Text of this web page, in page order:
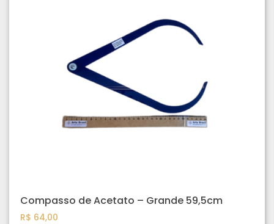
Compasso de Acetato – Grande 59,5cm
R$ 64,00